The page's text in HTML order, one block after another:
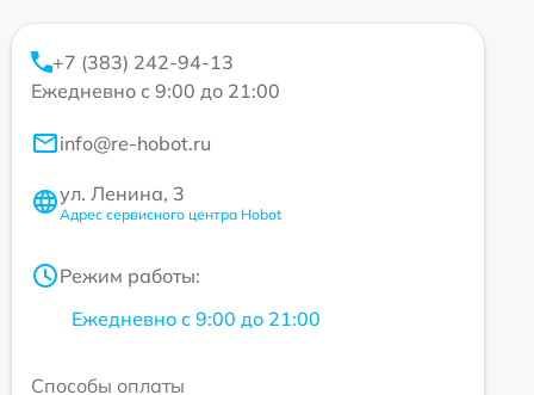
+7 (383) 242-94-13
Ежедневно с 9:00 до 21:00
info@re-hobot.ru
ул. Ленина, 3
Адрес сервисного центра Hobot
Режим работы:
Ежедневно с 9:00 до 21:00
Способы оплаты